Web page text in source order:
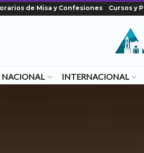
de Misa y Confesiones Cursos y
NACIONAL INTERNACIONAL